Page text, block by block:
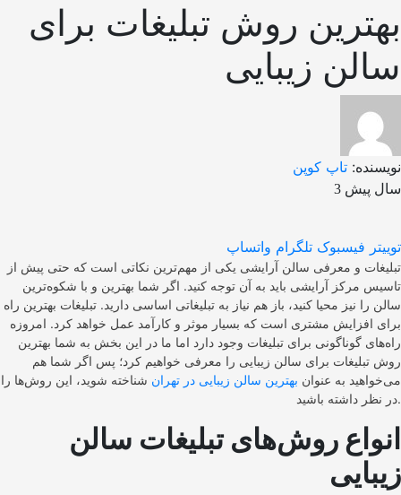
بهترین روش تبلیغات برای
سالن زیبایی
نویسنده: تاپ کوپن
3 سال پیش
توییتر فیسبوک تلگرام واتساپ
تبلیغات و معرفی سالن آرایشی یکی از مهم‌ترین نکاتی است که حتی پیش از
تاسیس مرکز آرایشی باید به آن توجه کنید. اگر شما بهترین و با شکوه‌ترین
سالن را نیز محیا کنید، باز هم نیاز به تبلیغاتی اساسی دارید. تبلیغات بهترین راه
برای افزایش مشتری است که بسیار موثر و کارآمد عمل خواهد کرد. امروزه
راه‌های گوناگونی برای تبلیغات وجود دارد اما ما در این بخش به شما بهترین
روش تبلیغات برای سالن زیبایی را معرفی خواهیم کرد؛ پس اگر شما هم
می‌خواهید به عنوان بهترین سالن زیبایی در تهران شناخته شوید، این روش‌ها را
در نظر داشته باشید.
انواع روش‌های تبلیغات سالن
زیبایی